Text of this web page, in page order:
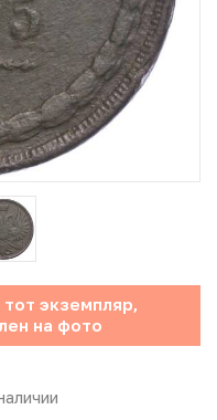
(с 1999 года)
СССР и России
экземпляр,
на фото